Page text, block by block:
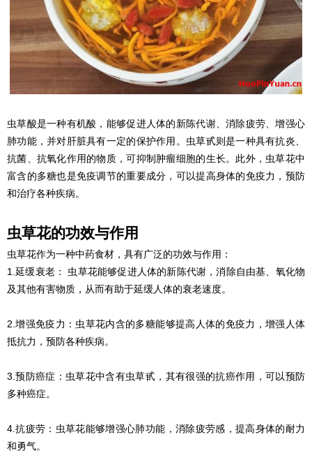
虫草酸是一种有机酸，能够促进人体的新陈代谢、消除疲劳、增强心
肺功能，并对肝脏具有一定的保护作用。虫草甙则是一种具有抗炎、
抗菌、抗氧化作用的物质，可抑制肿瘤细胞的生长。此外，虫草花中
富含的多糖也是免疫调节的重要成分，可以提高身体的免疫力，预防
和治疗各种疾病。
虫草花的功效与作用
虫草花作为一种中药食材，具有广泛的功效与作用：
1.延缓衰老： 虫草花能够促进人体的新陈代谢，消除自由基、氧化物
及其他有害物质，从而有助于延缓人体的衰老速度。
2.增强免疫力：虫草花内含的多糖能够提高人体的免疫力，增强人体
抵抗力，预防各种疾病。
3.预防癌症：虫草花中含有虫草甙，其有很强的抗癌作用，可以预防
多种癌症。
4.抗疲劳：虫草花能够增强心肺功能，消除疲劳感，提高身体的耐力
和勇气。